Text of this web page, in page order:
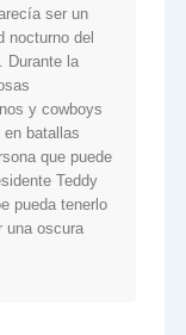
ser un
nocturno del
Durante la
y cowboys
batallas
que puede
Teddy
pueda tenerlo
una oscura